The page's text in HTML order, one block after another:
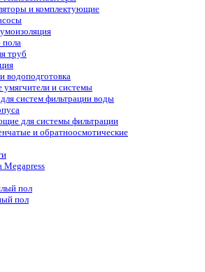
и комплектующие
пола
труб
водоподготовка
умягчители и системы
систем фильтрации воды
для системы фильтрации
и обратноосмотические
Megapress
пол
пол